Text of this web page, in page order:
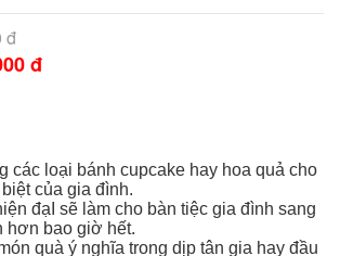
đ
đ
các loại bánh cupcake hay hoa quả cho
của gia đình.
đạI sẽ làm cho bàn tiệc gia đình sang
hơn bao giờ hết.
quà ý nghĩa trong dịp tân gia hay đầu